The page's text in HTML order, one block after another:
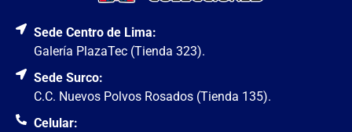
Sede Centro de Lima:
Galería PlazaTec (Tienda 323).
Sede Surco:
C.C. Nuevos Polvos Rosados (Tienda 135).
Celular: